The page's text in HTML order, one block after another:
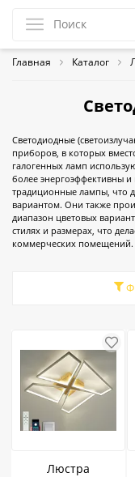
Главная Каталог
Светодиодные
приборов, в которых
галогенных ламп
более энергоэффективны
традиционные лампы, что
вариантом. Они также
диапазон цветовых
стилях и размерах, что
коммерческих помещений.
Люстра